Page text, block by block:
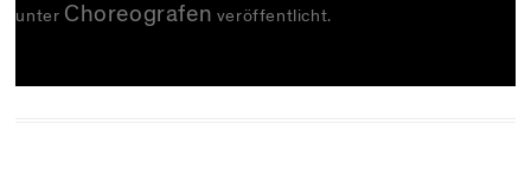
unter Choreografen veröffentlicht.